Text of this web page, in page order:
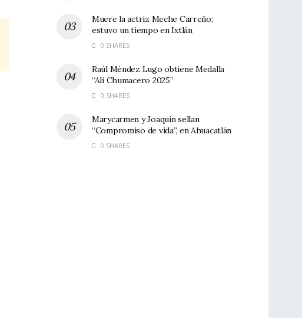
Muere la actriz Meche Carreño;
estuvo un tiempo en Ixtlán
0 SHARES
Raúl Méndez Lugo obtiene Medalla
“Alí Chumacero 2025”
0 SHARES
Marycarmen y Joaquín sellan
“Compromiso de vida”, en Ahuacatlán
0 SHARES